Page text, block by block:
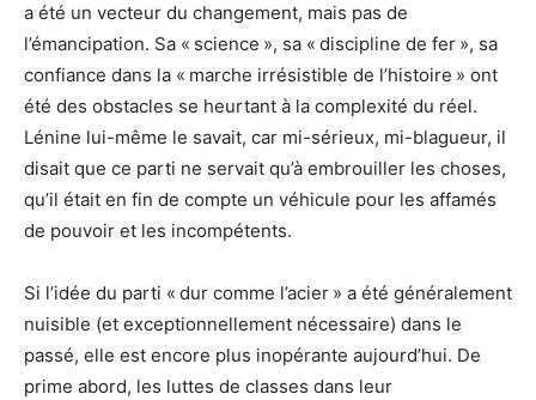
a été un vecteur du changement, mais pas de
l’émancipation. Sa « science », sa « discipline de fer », sa
confiance dans la « marche irrésistible de l’histoire » ont
été des obstacles se heurtant à la complexité du réel.
Lénine lui-même le savait, car mi-sérieux, mi-blagueur, il
disait que ce parti ne servait qu’à embrouiller les choses,
qu’il était en fin de compte un véhicule pour les affamés
de pouvoir et les incompétents.
Si l’idée du parti « dur comme l’acier » a été généralement
nuisible (et exceptionnellement nécessaire) dans le
passé, elle est encore plus inopérante aujourd’hui. De
prime abord, les luttes de classes dans leur